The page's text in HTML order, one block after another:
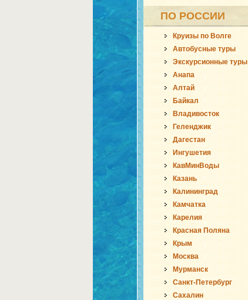
ПО РОССИИ
Круизы по Волге
Автобусные туры
Экскурсионные туры
Анапа
Алтай
Байкал
Владивосток
Геленджик
Дагестан
Ингушетия
КавМинВоды
Казань
Калининград
Камчатка
Карелия
Красная Поляна
Крым
Москва
Мурманск
Санкт-Петербург
Сахалин